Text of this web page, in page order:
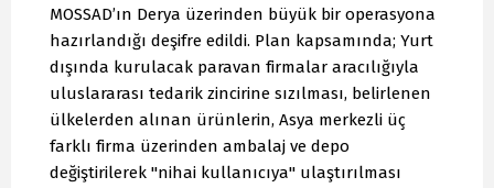
MOSSAD’ın Derya üzerinden büyük bir operasyona
hazırlandığı deşifre edildi. Plan kapsamında; Yurt
dışında kurulacak paravan firmalar aracılığıyla
uluslararası tedarik zincirine sızılması, belirlenen
ülkelerden alınan ürünlerin, Asya merkezli üç
farklı firma üzerinden ambalaj ve depo
değiştirilerek "nihai kullanıcıya" ulaştırılması